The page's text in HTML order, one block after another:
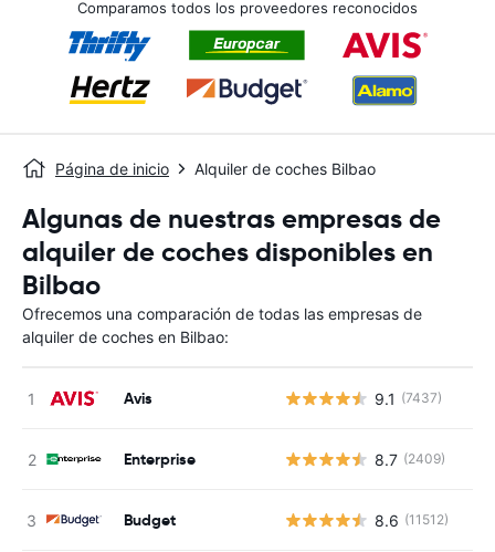
Comparamos todos los proveedores reconocidos
Página de inicio Alquiler de coches Bilbao
Algunas de nuestras empresas de
alquiler de coches disponibles en
Bilbao
Ofrecemos una comparación de todas las empresas de
alquiler de coches en Bilbao:
Avis 9.1 (7437)
Enterprise 8.7 (2409)
Budget 8.6 (11512)